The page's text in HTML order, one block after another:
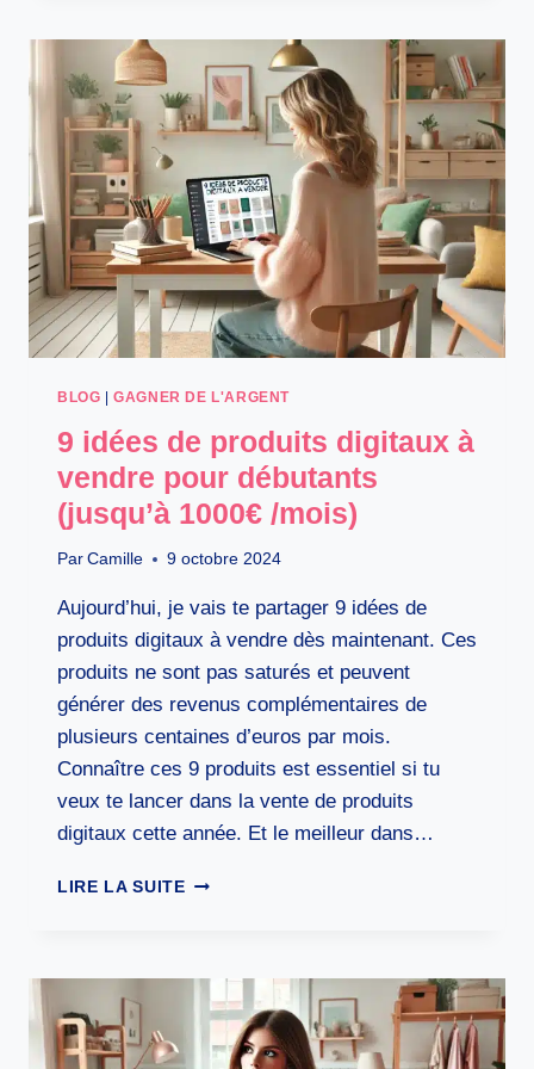
COMPLÉMENTAIRE
SÉRIEUX
POUR
GAGNER
RAPIDEMENT
BLOG |GAGNER DE L'ARGENT
9 idées de produits digitaux à
vendre pour débutants
(jusqu’à 1000€ /mois)
Par Camille 9 octobre 2024
Aujourd’hui, je vais te partager 9 idées de
produits digitaux à vendre dès maintenant. Ces
produits ne sont pas saturés et peuvent
générer des revenus complémentaires de
plusieurs centaines d’euros par mois.
Connaître ces 9 produits est essentiel si tu
veux te lancer dans la vente de produits
digitaux cette année. Et le meilleur dans…
LIRE LA SUITE9
DIGITAUX
VENDRE
POUR